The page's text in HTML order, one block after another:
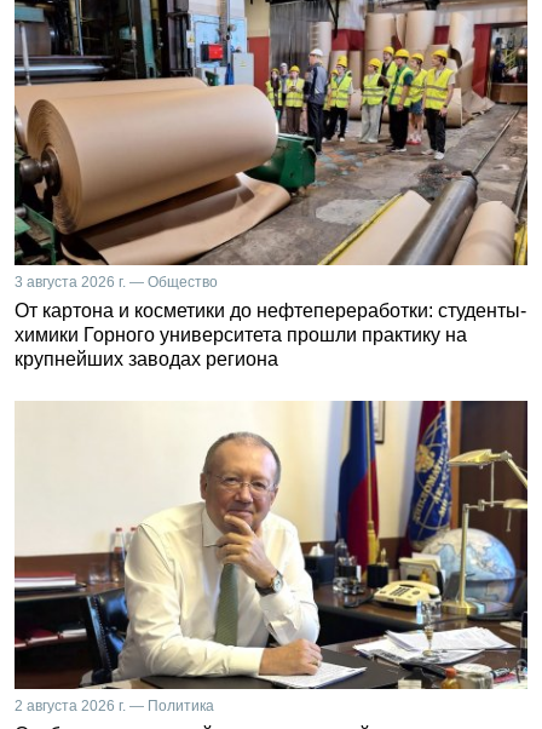
3 августа 2026 г. — Общество
От картона и косметики до нефтепереработки: студенты-
химики Горного университета прошли практику на
крупнейших заводах региона
2 августа 2026 г. — Политика